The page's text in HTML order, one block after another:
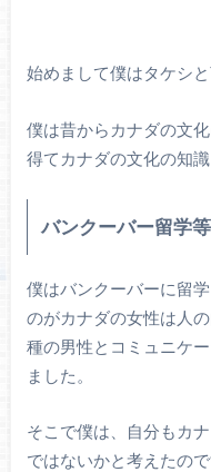
始めまして僕はタケシと
僕は昔からカナダの文
得てカナダの文化の知識
バンクーバー留学
僕はバンクーバーに留
のがカナダの女性は人
種の男性とコミュニケ
ました。
そこで僕は、自分もカ
ではないかと考えたので